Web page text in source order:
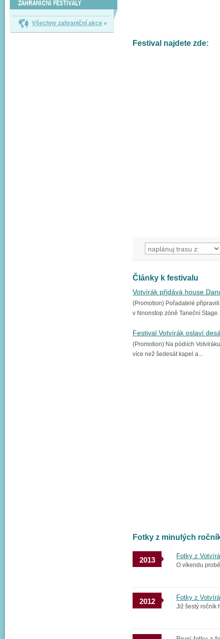
ZAHRANIČNÍ FESTIVALY
Všechny zahraniční akce »
Festival najdete zde:
Články k festivalu
Votvírák přidává house
(Promotion) Pořadatelé
v Nnonstop zóně Taneční
Festival Votvírák oslaví
(Promotion) Na pódiích
více než šedesát kapel a...
Fotky z minulých
2013 Fotky z
O víkendu
2012 Fotky z
Již šestý ročník